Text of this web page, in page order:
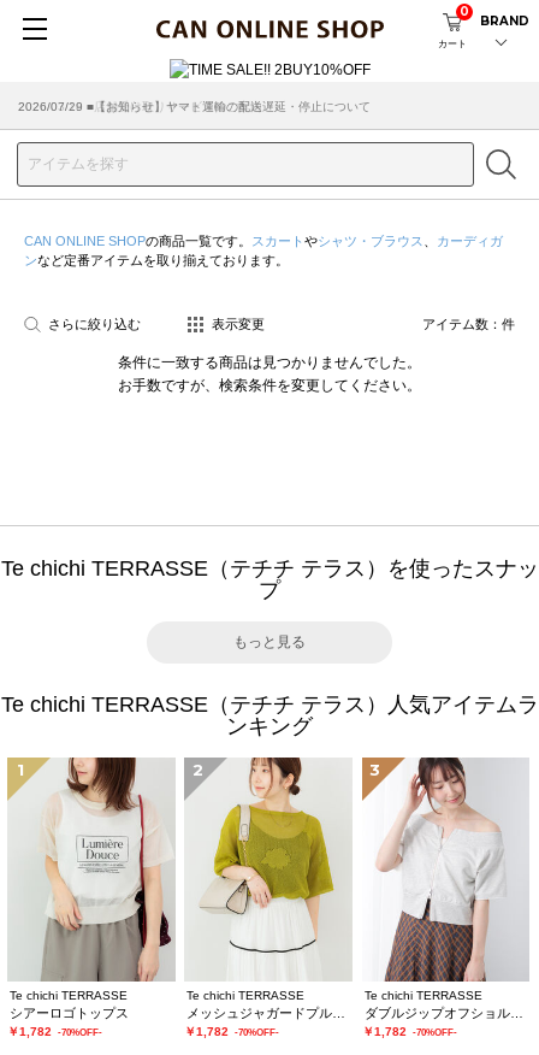
カート
0
BRAND
2026/07/29 ■【お知らせ】ヤマト運輸の配送遅延・停止について
2026/03/18 ■店舗受け取りサービスのご案内
CAN ONLINE SHOPの商品一覧です。 スカート やシャツ・ブラウス
カーディガ
ンなど定番アイテムを取り揃えております。
さらに絞り込む 表示変更 アイテム数： 件
条件に一致する商品は見つかりませんでした。
お手数ですが、検索条件を変更してください。
Te chichi TERRASSE（テチチ テラス）を使ったスナッ
プ
もっと見る
Te chichi TERRASSE（テチチ テラス）人気アイテムラ
ンキング
1
Te chichi TERRASSE
シアーロゴトップス
￥1,782 -70%OFF-
2
Te chichi TERRASSE
￥1,782 -70%OFF-
3
Te chichi TERRASSE
ダブルジップオフショルカットトップス
￥1,782 -70%OFF-